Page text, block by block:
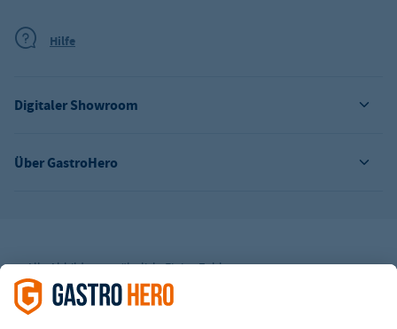
Über GastroHero
Digitaler Showroom
Hilfe
Alle Abbildungen ähnlich. Einige Zahlungsarten
könnenZusatzkostenverursachen.
² Unverbindl. Preisempfehlung des Herstellers